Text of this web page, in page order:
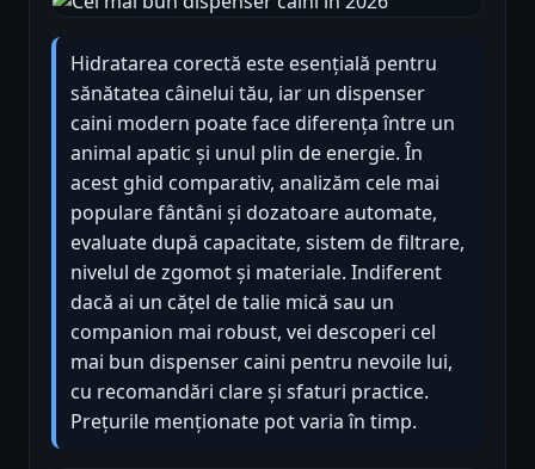
Hidratarea corectă este esențială pentru
sănătatea câinelui tău, iar un dispenser
caini modern poate face diferența între un
animal apatic și unul plin de energie. În
acest ghid comparativ, analizăm cele mai
populare fântâni și dozatoare automate,
evaluate după capacitate, sistem de filtrare,
nivelul de zgomot și materiale. Indiferent
dacă ai un cățel de talie mică sau un
companion mai robust, vei descoperi cel
mai bun dispenser caini pentru nevoile lui,
cu recomandări clare și sfaturi practice.
Prețurile menționate pot varia în timp.